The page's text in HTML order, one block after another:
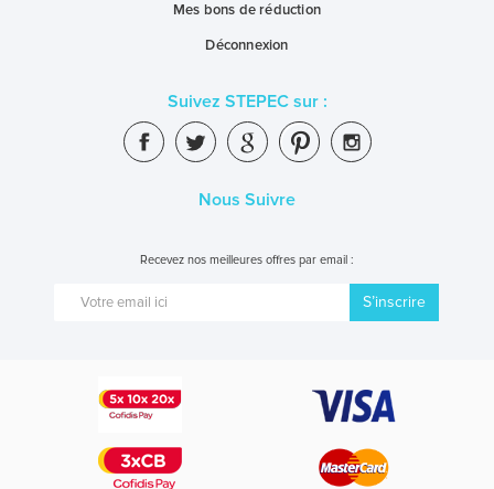
Mes bons de réduction
Déconnexion
Suivez STEPEC sur :
Nous Suivre
Recevez nos meilleures offres par email :
S’inscrire